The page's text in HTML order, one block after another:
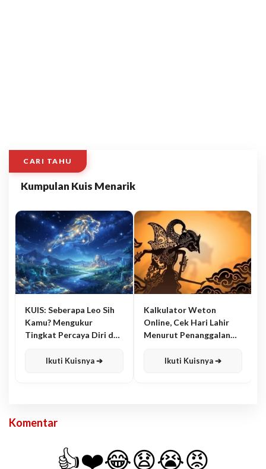
CARI TAHU
Kumpulan Kuis Menarik
KUIS: Seberapa Leo Sih
Kamu? Mengukur
Tingkat Percaya Diri dan
Ikuti Kuisnya ➔
Kalkulator Weton
Online, Cek Hari Lahir
Menurut Penanggalan
Ikuti Kuisnya ➔
Komentar
👍❤️😂😧😭😡